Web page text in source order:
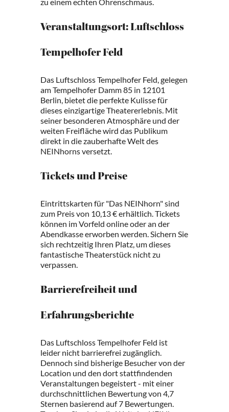
Veranstaltungsort: Luftschloss
Tempelhofer Feld
Das Luftschloss Tempelhofer Feld, gelegen
am Tempelhofer Damm 85 in 12101
Berlin, bietet die perfekte Kulisse für
dieses einzigartige Theatererlebnis. Mit
seiner besonderen Atmosphäre und der
weiten Freifläche wird das Publikum
direkt in die zauberhafte Welt des
NEINhorns versetzt.
Tickets und Preise
Eintrittskarten für "Das NEINhorn" sind
zum Preis von 10,13 € erhältlich. Tickets
können im Vorfeld online oder an der
Abendkasse erworben werden. Sichern Sie
sich rechtzeitig Ihren Platz, um dieses
fantastische Theaterstück nicht zu
verpassen.
Barrierefreiheit und
Erfahrungsberichte
Das Luftschloss Tempelhofer Feld ist
leider nicht barrierefrei zugänglich.
Dennoch sind bisherige Besucher von der
Location und den dort stattfindenden
Veranstaltungen begeistert - mit einer
durchschnittlichen Bewertung von 4,7
Sternen basierend auf 7 Bewertungen.